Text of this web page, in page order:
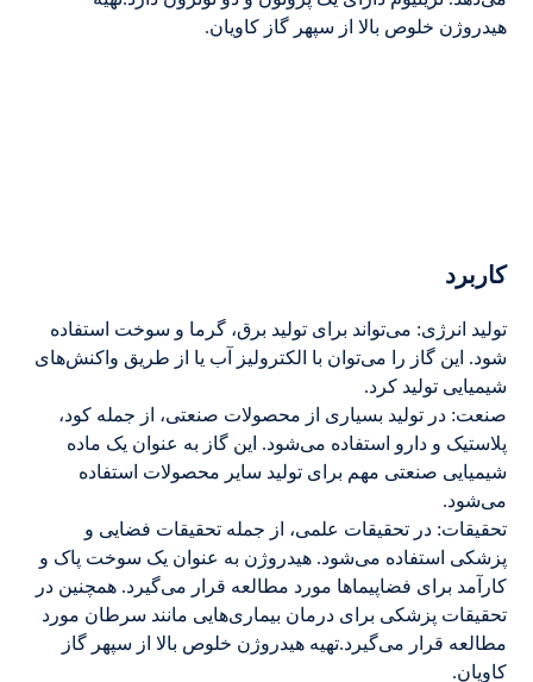
هیدروژن خلوص بالا از سپهر گاز کاویان.
کاربرد
تولید انرژی: می‌تواند برای تولید برق، گرما و سوخت استفاده
شود. این گاز را می‌توان با الکترولیز آب یا از طریق واکنش‌های
شیمیایی تولید کرد.
صنعت: در تولید بسیاری از محصولات صنعتی، از جمله کود،
پلاستیک و دارو استفاده می‌شود. این گاز به عنوان یک ماده
شیمیایی صنعتی مهم برای تولید سایر محصولات استفاده
می‌شود.
تحقیقات: در تحقیقات علمی، از جمله تحقیقات فضایی و
پزشکی استفاده می‌شود. هیدروژن به عنوان یک سوخت پاک و
کارآمد برای فضاپیماها مورد مطالعه قرار می‌گیرد. همچنین در
تحقیقات پزشکی برای درمان بیماری‌هایی مانند سرطان مورد
مطالعه قرار می‌گیرد.تهیه هیدروژن خلوص بالا از سپهر گاز
کاویان.